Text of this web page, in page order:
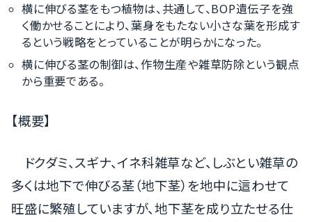
横に伸びる茎をもつ植物は、共通して、BOP遺伝子を強
く働かせることにより、葉身をもたない小さな葉を形成す
るという戦略をとっていることが明らかになった。
横に伸びる茎の制御は、作物生産や雑草防除という観点
から重要である。
【概要】
ドクダミ、スギナ、イネ科雑草など、しぶとい雑草の
多くは地下で伸びる茎（地下茎）を地中に這わせて
旺盛に繁殖していますが、地下茎を成り立たせる仕